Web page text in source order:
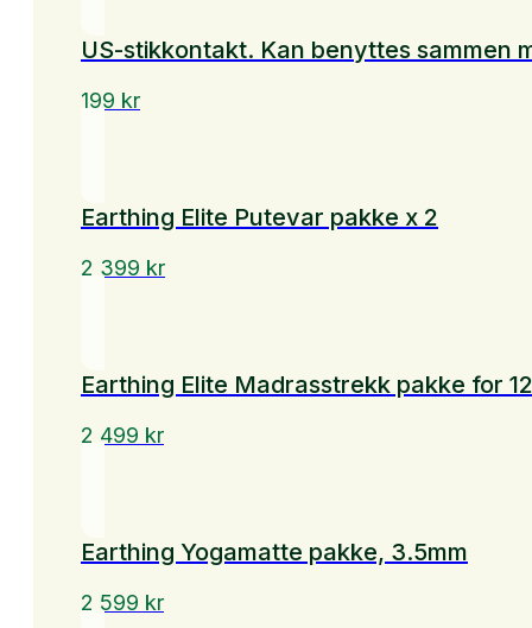
US-stikkontakt. Kan benyttes sammen
199 kr
Earthing Elite Putevar pakke x 2
2 399 kr
Earthing Elite Madrasstrekk pakke for
2 499 kr
Earthing Yogamatte pakke, 3.5mm
2 599 kr